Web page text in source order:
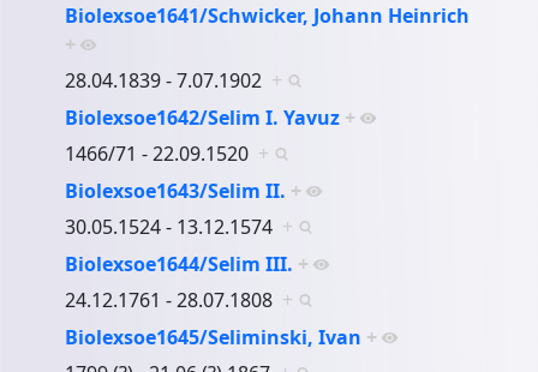
Biolexsoe1641/Schwicker, Johann Heinrich
+
28.04.1839 - 7.07.1902 +
Biolexsoe1642/Selim I. Yavuz +
1466/71 - 22.09.1520 +
Biolexsoe1643/Selim II. +
30.05.1524 - 13.12.1574 +
Biolexsoe1644/Selim III. +
24.12.1761 - 28.07.1808 +
Biolexsoe1645/Seliminski, Ivan +